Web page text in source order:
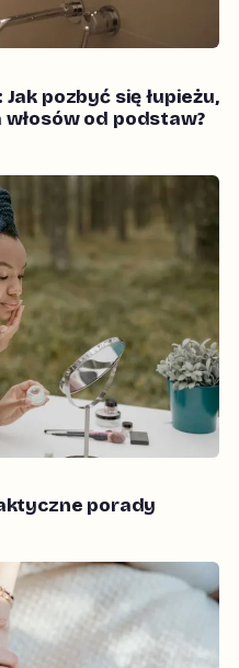
pozbyć się łupieżu,
od podstaw?
porady